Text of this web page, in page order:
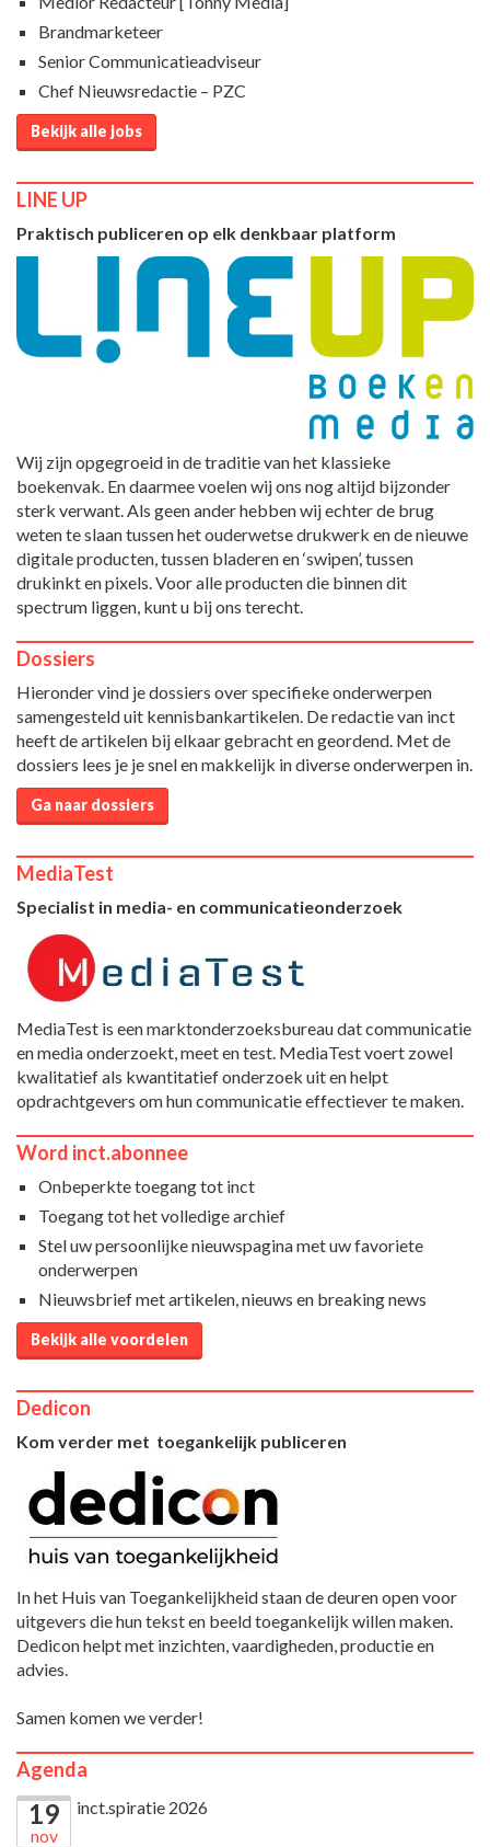
Brandmarketeer
Senior Communicatieadviseur
Chef Nieuwsredactie – PZC
Bekijk alle jobs
LINE UP
Praktisch publiceren op elk denkbaar platform
Wij zijn opgegroeid in de traditie van het klassieke
boekenvak. En daarmee voelen wij ons nog altijd bijzonder
sterk verwant. Als geen ander hebben wij echter de brug
weten te slaan tussen het ouderwetse drukwerk en de nieuwe
digitale producten, tussen bladeren en ‘swipen’, tussen
drukinkt en pixels. Voor alle producten die binnen dit
spectrum liggen, kunt u bij ons terecht.
Dossiers
Hieronder vind je dossiers over specifieke onderwerpen
samengesteld uit kennisbankartikelen. De redactie van inct
heeft de artikelen bij elkaar gebracht en geordend. Met de
dossiers lees je je snel en makkelijk in diverse onderwerpen in.
Ga naar dossiers
MediaTest
Specialist in media- en communicatieonderzoek
MediaTest is een marktonderzoeksbureau dat communicatie
en media onderzoekt, meet en test. MediaTest voert zowel
kwalitatief als kwantitatief onderzoek uit en helpt
opdrachtgevers om hun communicatie effectiever te maken.
Word inct.abonnee
Onbeperkte toegang tot inct
Toegang tot het volledige archief
Stel uw persoonlijke nieuwspagina met uw favoriete
onderwerpen
Nieuwsbrief met artikelen, nieuws en breaking news
Bekijk alle voordelen
Dedicon
Kom verder met toegankelijk publiceren
In het Huis van Toegankelijkheid staan de deuren open voor
uitgevers die hun tekst en beeld toegankelijk willen maken.
Dedicon helpt met inzichten, vaardigheden, productie en
advies.
Samen komen we verder!
Agenda
19
nov
inct.spiratie 2026